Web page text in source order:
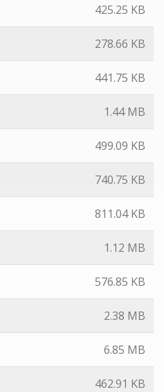
425.25 KB
278.66 KB
441.75 KB
1.44 MB
499.09 KB
740.75 KB
811.04 KB
1.12 MB
576.85 KB
2.38 MB
6.85 MB
462.91 KB